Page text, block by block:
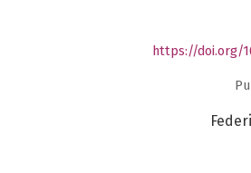
https://doi.org/